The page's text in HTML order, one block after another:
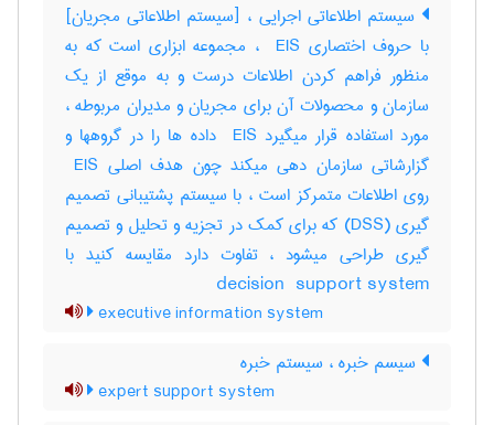
سیستم اطلاعاتی اجرایی ، [سیستم اطلاعاتی مجریان]
با حروف اختصاری ‎ EIS ، مجموعه ابزاری است که به
منظور فراهم کردن اطلاعات درست و به موقع از یک
سازمان و محصولات آن برای مجریان و مدیران مربوطه ،
مورد استفاده قرار میگیرد ‎ EIS داده ها را در گروهها و
گزارشاتی سازمان دهی میکند چون هدف اصلی ‎ EIS
روی اطلاعات متمرکز است ، با سیستم پشتیبانی تصمیم
گیری (‎DSS) که برای کمک در تجزیه و تحلیل و تصمیم
گیری طراحی میشود ، تفاوت دارد مقایسه کنید با
‎decision ‎ support system
executive information system
سیسم خبره ، سیستم خبره
expert support system